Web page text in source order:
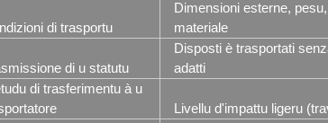
di trasportu
Dimensioni esterne,
materiale
di u statutu
Disposti è trasportati
adatti
di trasferimentu à u
Livellu d'impattu ligeru